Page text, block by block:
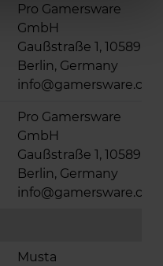
Pro Gamersware
GmbH
Gaußstraße 1, 10589
Berlin, Germany
info@gamersware.com
Pro Gamersware
GmbH
Gaußstraße 1, 10589
Berlin, Germany
info@gamersware.com
Musta